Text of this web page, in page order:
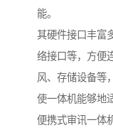
能。
其硬件接口丰富
络接口等，方便
风、存储设备等
使一体机能够地
便携式审讯一体